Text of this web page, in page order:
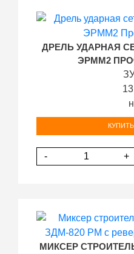
ДРЕЛЬ УДАРНАЯ
ЭРММ2
- +
МИКСЕР